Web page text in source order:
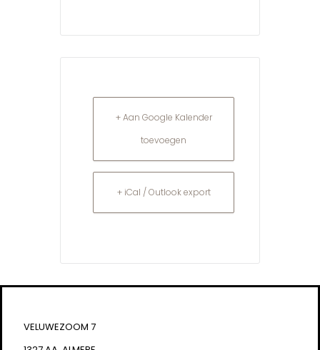
+ Aan Google Kalender
toevoegen
+ iCal / Outlook export
VELUWEZOOM 7